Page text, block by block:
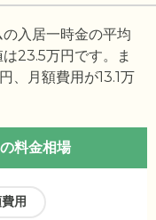
入居一時金の平均
23.5万円です。ま
、月額費用が13.1万
料金相場
用